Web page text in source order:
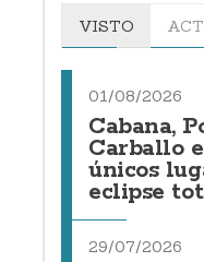
VISTO
01/08/2026
Cabana,
Carballo
únicos
eclipse
29/07/2026